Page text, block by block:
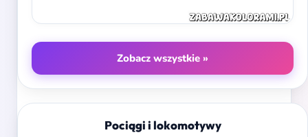
Zobacz wszystkie »
Pociągi i lokomotywy